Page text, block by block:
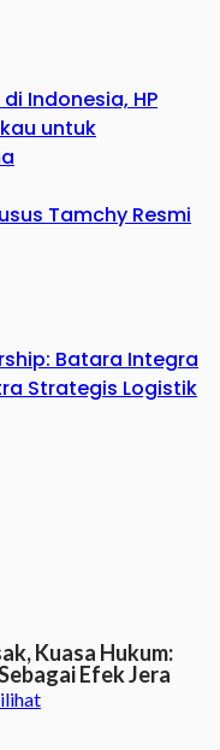
Indonesia, HP
untuk
Tamchy Resmi
Batara Integra
Strategis Logistik
Kuasa Hukum:
Efek Jera